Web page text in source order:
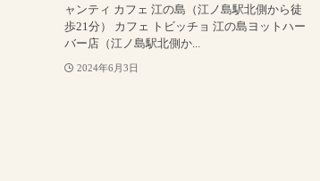
ャンティ カフェ 江の島（江ノ島駅北側から徒
歩21分） カフェ トビッチョ 江の島ヨットハー
バー店（江ノ島駅北側か...
2024年6月3日